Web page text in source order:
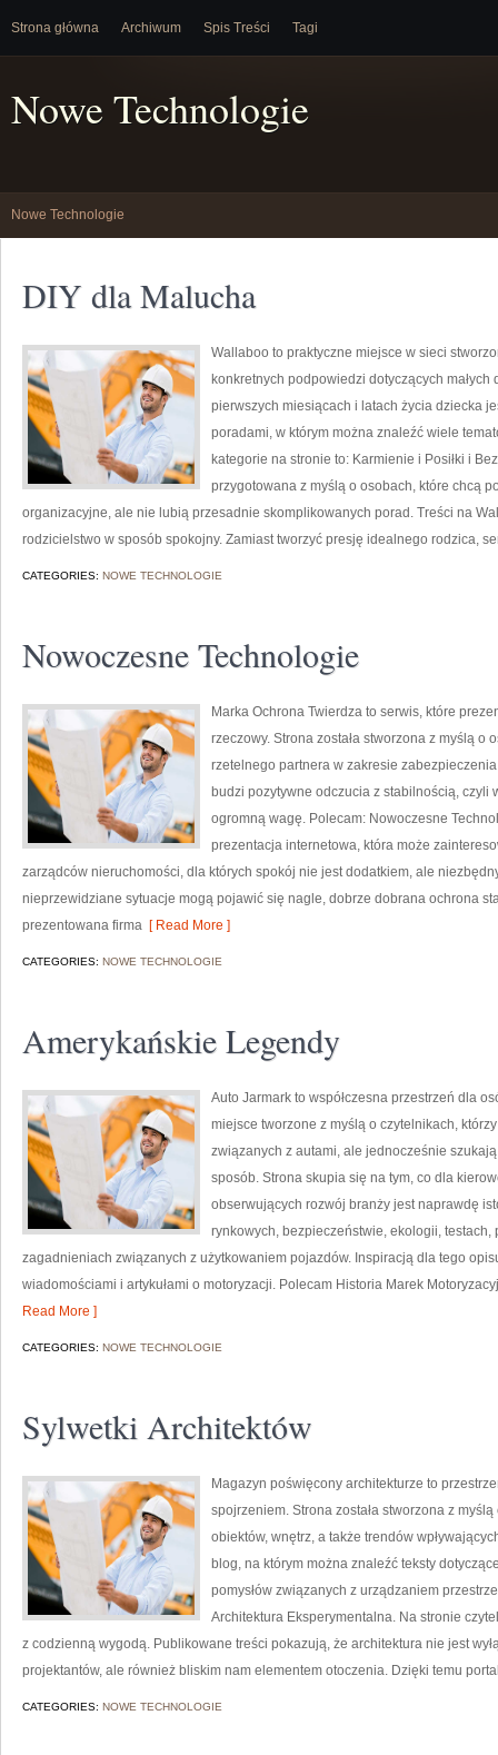
Strona główna Archiwum Spis Treści Tagi
Nowe Technologie
Nowe Technologie
DIY dla Malucha
Wallaboo to praktyczne miejsce w sieci
konkretnych podpowiedzi dotyczących
pierwszych miesiącach i latach życia dziecka
poradami, w którym można znaleźć wiele
kategorie na stronie to: Karmienie i Posiłki i
przygotowana z myślą o osobach, które chcą
organizacyjne, ale nie lubią przesadnie skomplikowanych porad. Treści na
rodzicielstwo w sposób spokojny. Zamiast tworzyć presję idealnego rodzica,
CATEGORIES: NOWE TECHNOLOGIE
Nowoczesne Technologie
Marka Ochrona Twierdza to serwis, które
rzeczowy. Strona została stworzona z myślą
rzetelnego partnera w zakresie
budzi pozytywne odczucia z stabilnością, czyli
ogromną wagę. Polecam: Nowoczesne
prezentacja internetowa, która może
zarządców nieruchomości, dla których spokój nie jest dodatkiem, ale
nieprzewidziane sytuacje mogą pojawić się nagle, dobrze dobrana ochrona
prezentowana firma [ Read More ]
CATEGORIES: NOWE TECHNOLOGIE
Amerykańskie Legendy
Auto Jarmark to współczesna przestrzeń dla
miejsce tworzone z myślą o czytelnikach,
związanych z autami, ale jednocześnie
sposób. Strona skupia się na tym, co dla
obserwujących rozwój branży jest naprawdę
rynkowych, bezpieczeństwie, ekologii,
zagadnieniach związanych z użytkowaniem pojazdów. Inspiracją dla tego
wiadomościami i artykułami o motoryzacji. Polecam Historia Marek
Read More ]
CATEGORIES: NOWE TECHNOLOGIE
Sylwetki Architektów
Magazyn poświęcony architekturze to
spojrzeniem. Strona została stworzona z
obiektów, wnętrz, a także trendów
blog, na którym można znaleźć teksty
pomysłów związanych z urządzaniem
Architektura Eksperymentalna. Na stronie
z codzienną wygodą. Publikowane treści pokazują, że architektura nie jest
projektantów, ale również bliskim nam elementem otoczenia. Dzięki temu
CATEGORIES: NOWE TECHNOLOGIE